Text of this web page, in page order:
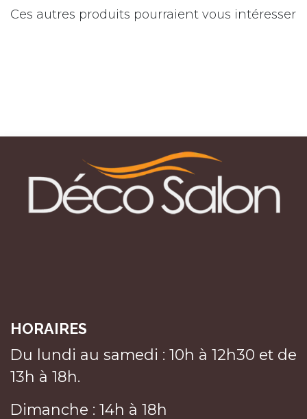
Ces autres produits pourraient vous intéresser
HORAIRES
Du lundi au samedi : 10h à 12h30 et de
13h à 18h.
Dimanche : 14h à 18h